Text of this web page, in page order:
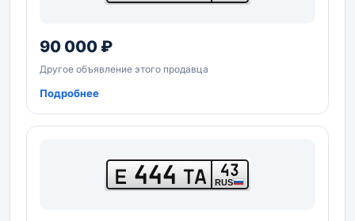
90 000 ₽
Другое объявление этого продавца
Подробнее
Е 444 ТА 43
RUS